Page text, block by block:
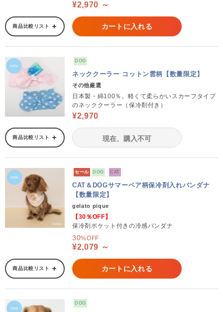
¥2,970 ～
商品比較リスト カートに入れる
DOG
ネッククーラー コットン雲柄【数量限定】
その他厳選
日本製・綿100％。軽くて柔らかいスカーフタイプ
のネッククーラー（保冷剤付き）
¥2,970
商品比較リスト 現在、購入不可
セール DOG CAT
CAT＆DOGサマーベア柄保冷剤入れバンダナ
【数量限定】
gelato pique
【30％OFF】
保冷剤ポケット付きの冷感バンダナ
30%OFF
¥2,079 ～
商品比較リスト カートに入れる
DOG